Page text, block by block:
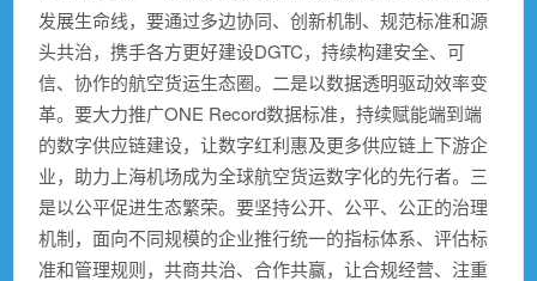
发展生命线，要通过多边协同、创新机制、规范标准和源
头共治，携手各方更好建设DGTC，持续构建安全、可
信、协作的航空货运生态圈。二是以数据透明驱动效率变
革。要大力推广ONE Record数据标准，持续赋能端到端
的数字供应链建设，让数字红利惠及更多供应链上下游企
业，助力上海机场成为全球航空货运数字化的先行者。三
是以公平促进生态繁荣。要坚持公开、公平、公正的治理
机制，面向不同规模的企业推行统一的指标体系、评估标
准和管理规则，共商共治、合作共赢，让合规经营、注重